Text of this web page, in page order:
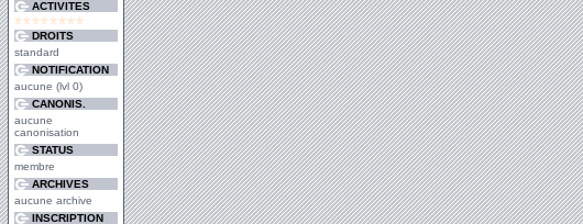
ACTIVITES
DROITS
standard
NOTIFICATION
aucune (lvl 0)
CANONIS.
aucune
canonisation
STATUS
membre
ARCHIVES
aucune archive
INSCRIPTION